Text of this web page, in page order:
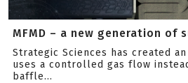
MFMD – a new generation of
Strategic Sciences has created
uses a controlled gas flow
baffle...